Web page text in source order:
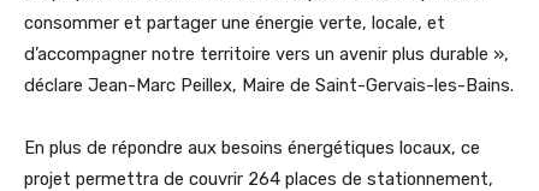
consommer et partager une énergie verte, locale, et
d’accompagner notre territoire vers un avenir plus durable »,
déclare Jean-Marc Peillex, Maire de Saint-Gervais-les-Bains.
En plus de répondre aux besoins énergétiques locaux, ce
projet permettra de couvrir 264 places de stationnement,